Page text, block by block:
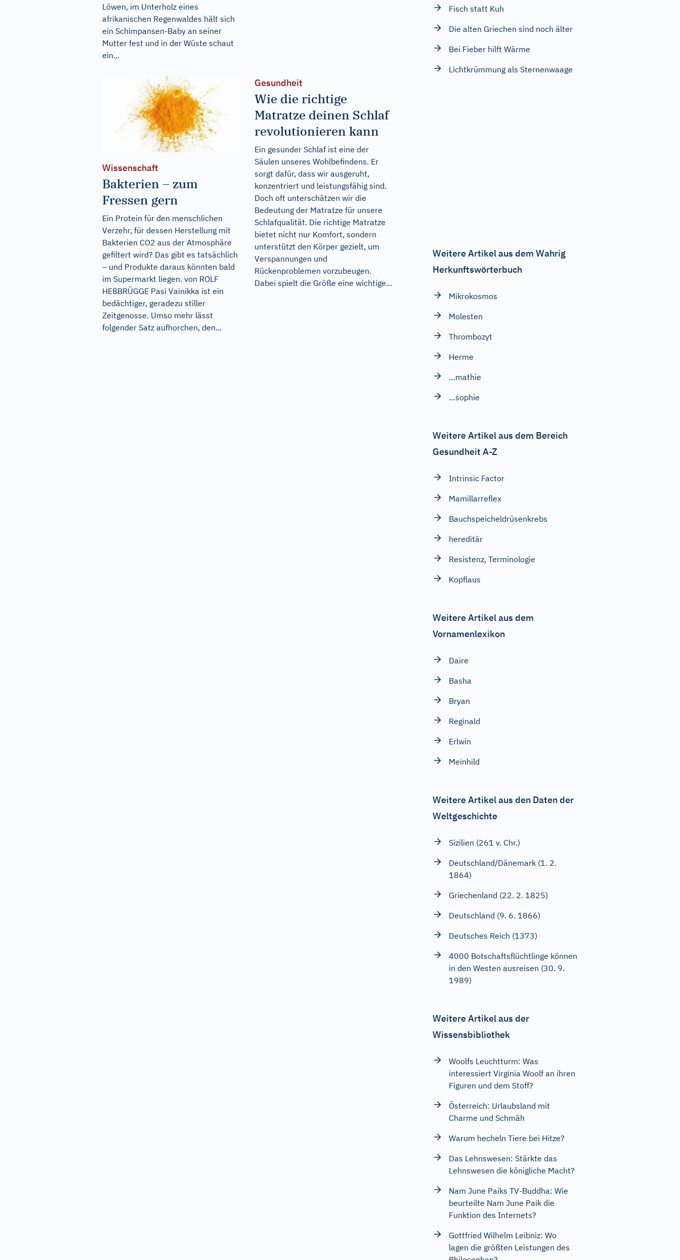
Löwen, im Unterholz eines
afrikanischen Regenwaldes hält sich
ein Schimpansen-Baby an seiner
Mutter fest und in der Wüste schaut
ein...
Wissenschaft
Bakterien – zum
Fressen gern
Ein Protein für den menschlichen
Verzehr, für dessen Herstellung mit
Bakterien CO2 aus der Atmosphäre
gefiltert wird? Das gibt es tatsächlich
– und Produkte daraus könnten bald
im Supermarkt liegen. von ROLF
HEßBRÜGGE Pasi Vainikka ist ein
bedächtiger, geradezu stiller
Zeitgenosse. Umso mehr lässt
folgender Satz aufhorchen, den...
Gesundheit
Wie die richtige
Matratze deinen Schlaf
revolutionieren kann
Ein gesunder Schlaf ist eine der
Säulen unseres Wohlbefindens. Er
sorgt dafür, dass wir ausgeruht,
konzentriert und leistungsfähig sind.
Doch oft unterschätzen wir die
Bedeutung der Matratze für unsere
Schlafqualität. Die richtige Matratze
bietet nicht nur Komfort, sondern
unterstützt den Körper gezielt, um
Verspannungen und
Rückenproblemen vorzubeugen.
Dabei spielt die Größe eine wichtige...
Fisch statt Kuh
Die alten Griechen sind noch älter
Bei Fieber hilft Wärme
Lichtkrümmung als Sternenwaage
Weitere Artikel aus dem Wahrig
Herkunftswörterbuch
Mikrokosmos
Molesten
Thrombozyt
Herme
…mathie
…sophie
Weitere Artikel aus dem Bereich
Gesundheit A-Z
Intrinsic Factor
Mamillarreflex
Bauchspeicheldrüsenkrebs
hereditär
Resistenz, Terminologie
Kopflaus
Weitere Artikel aus dem
Vornamenlexikon
Daire
Basha
Bryan
Reginald
Erlwin
Meinhild
Weitere Artikel aus den Daten der
Weltgeschichte
Sizilien (261 v. Chr.)
Deutschland/Dänemark (1. 2.
1864)
Griechenland (22. 2. 1825)
Deutschland (9. 6. 1866)
Deutsches Reich (1373)
4000 Botschaftsflüchtlinge können
in den Westen ausreisen (30. 9.
1989)
Weitere Artikel aus der
Wissensbibliothek
Woolfs Leuchtturm: Was
interessiert Virginia Woolf an ihren
Figuren und dem Stoff?
Österreich: Urlaubsland mit
Charme und Schmäh
Warum hecheln Tiere bei Hitze?
Das Lehnswesen: Stärkte das
Lehnswesen die königliche Macht?
Nam June Paiks TV-Buddha: Wie
beurteilte Nam June Paik die
Funktion des Internets?
Gottfried Wilhelm Leibniz: Wo
lagen die größten Leistungen des